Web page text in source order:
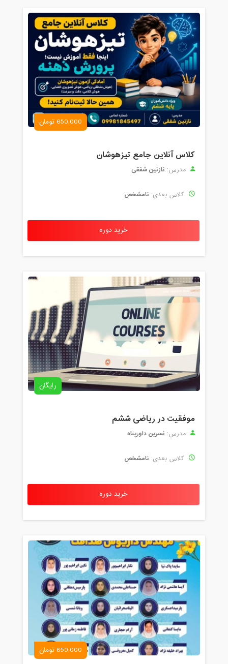
650,000 تومان
کلاس آنلاین جامع تیزهوشان
مدرس: نازنین شفقی
کلاس بعدی: نامشخص
خرید دوره
رایگان
موفقیت در ریاضی ششم
مدرس: نسرین داورپناه
کلاس بعدی: نامشخص
خرید دوره
850,000 تومان